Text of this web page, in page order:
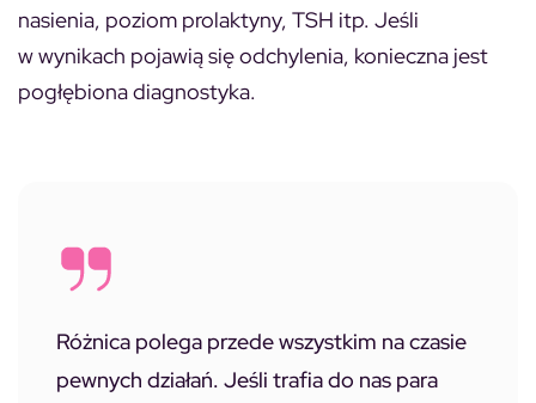
nasienia, poziom prolaktyny, TSH itp. Jeśli
w wynikach pojawią się odchylenia, konieczna jest
pogłębiona diagnostyka.
Różnica polega przede wszystkim na czasie
pewnych działań. Jeśli trafia do nas para